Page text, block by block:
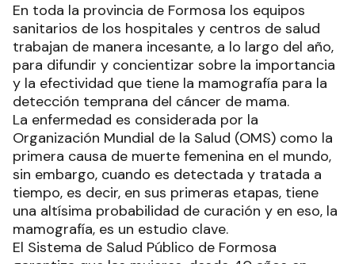
En toda la provincia de Formosa los equipos
sanitarios de los hospitales y centros de salud
trabajan de manera incesante, a lo largo del año,
para difundir y concientizar sobre la importancia
y la efectividad que tiene la mamografía para la
detección temprana del cáncer de mama.
La enfermedad es considerada por la
Organización Mundial de la Salud (OMS) como la
primera causa de muerte femenina en el mundo,
sin embargo, cuando es detectada y tratada a
tiempo, es decir, en sus primeras etapas, tiene
una altísima probabilidad de curación y en eso, la
mamografía, es un estudio clave.
El Sistema de Salud Público de Formosa